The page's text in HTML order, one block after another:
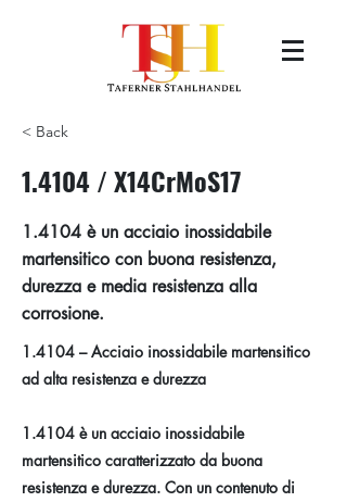
< Back
1.4104 / X14CrMoS17
1.4104 è un acciaio inossidabile
martensitico con buona resistenza,
durezza e media resistenza alla
corrosione.
1.4104 – Acciaio inossidabile martensitico
ad alta resistenza e durezza
1.4104 è un acciaio inossidabile
martensitico caratterizzato da buona
resistenza e durezza. Con un contenuto di